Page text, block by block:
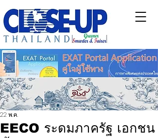
EECO ระดมภาครัฐ เอกชน
22 พ.ค.